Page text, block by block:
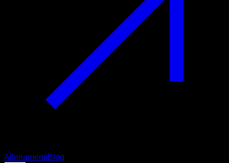
AllenamentiBlog